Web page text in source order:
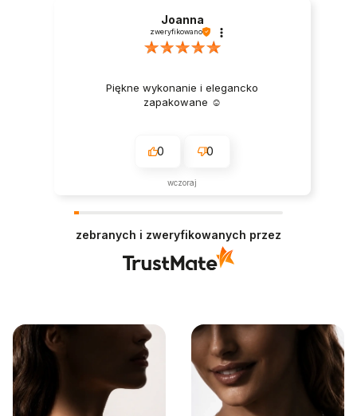
Joanna
zweryfikowano
Piękne wykonanie i elegancko
zapakowane ☺️
0 0
wczoraj
zebranych i zweryfikowanych przez